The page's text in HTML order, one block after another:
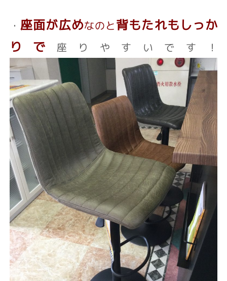
・座面が広めなのと背もたれもしっか
りで
座りやすいです！